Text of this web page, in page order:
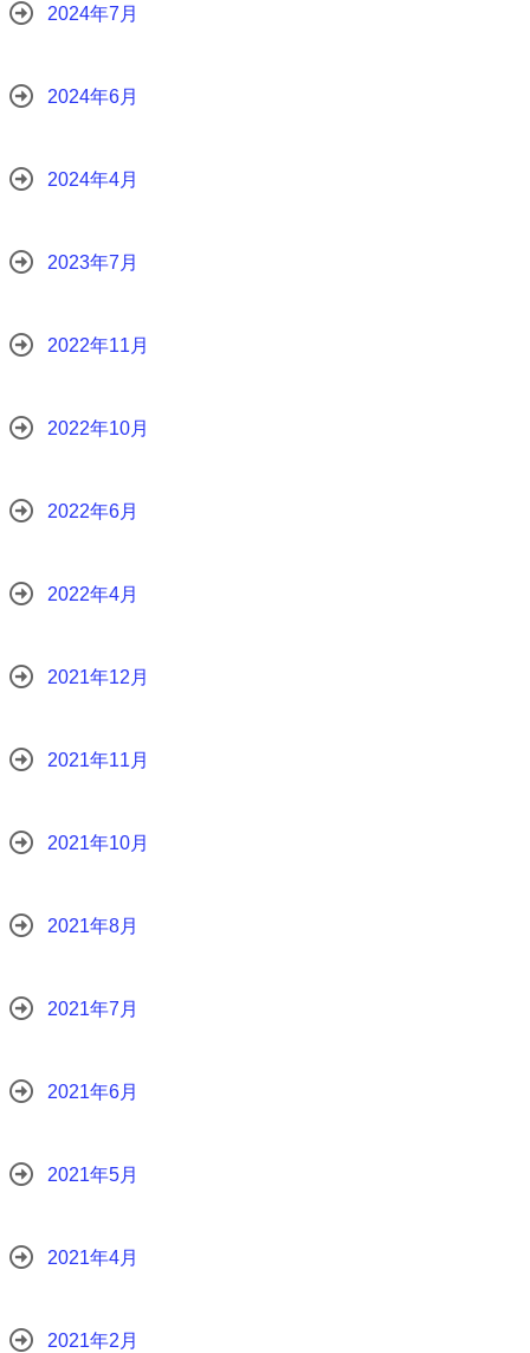
2024年7月
2024年6月
2024年4月
2023年7月
2022年11月
2022年10月
2022年6月
2022年4月
2021年12月
2021年11月
2021年10月
2021年8月
2021年7月
2021年6月
2021年5月
2021年4月
2021年2月